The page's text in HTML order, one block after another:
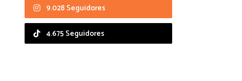
9.028 Seguidores
4.675 Seguidores